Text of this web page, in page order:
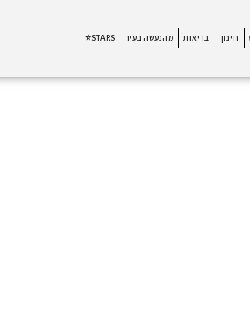
חינוך בריאות מהנעשה בעיר STARS⭐